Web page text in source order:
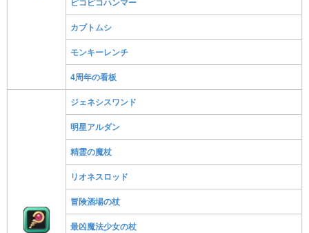
ピコピコハンマー
カブトムシ
モンキーレンチ
4周年の看板
ジェネシスワンド
明星アルダン
精霊の魔杖
リオネスロッド
冒険酒場の杖
最凶魔法少女の杖